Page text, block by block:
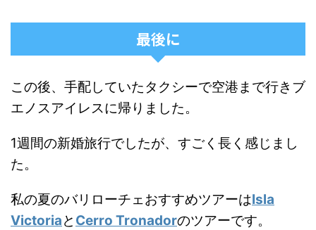
最後に
この後、手配していたタクシーで空港まで行きブ
エノスアイレスに帰りました。
1週間の新婚旅行でしたが、すごく長く感じまし
た。
私の夏のバリローチェおすすめツアーはIsla
Victoriaと Cerro Tronadorのツアーです。